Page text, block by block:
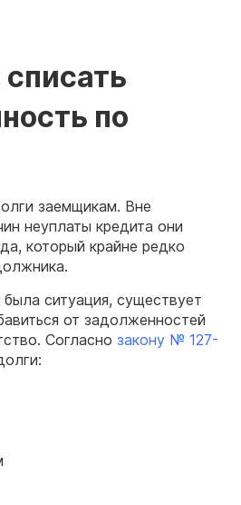
по
заемщикам. Вне
неуплаты кредита они
который крайне редко
ситуация, существует
от задолженностей
Согласно закону № 127-